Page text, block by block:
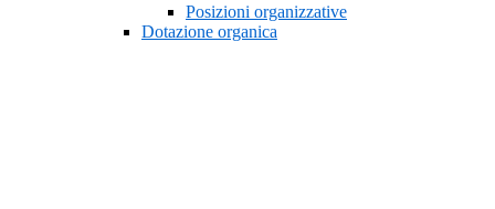
Posizioni organizzative
Dotazione organica